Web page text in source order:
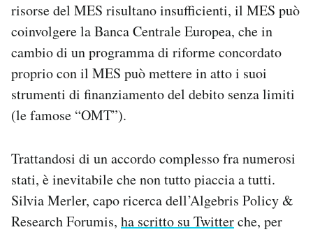
risorse del MES risultano insufficienti, il MES può
coinvolgere la Banca Centrale Europea, che in
cambio di un programma di riforme concordato
proprio con il MES può mettere in atto i suoi
strumenti di finanziamento del debito senza limiti
(le famose “OMT”).
Trattandosi di un accordo complesso fra numerosi
stati, è inevitabile che non tutto piaccia a tutti.
Silvia Merler, capo ricerca dell’Algebris Policy &
Research Forumis, ha scritto su Twitterche, per